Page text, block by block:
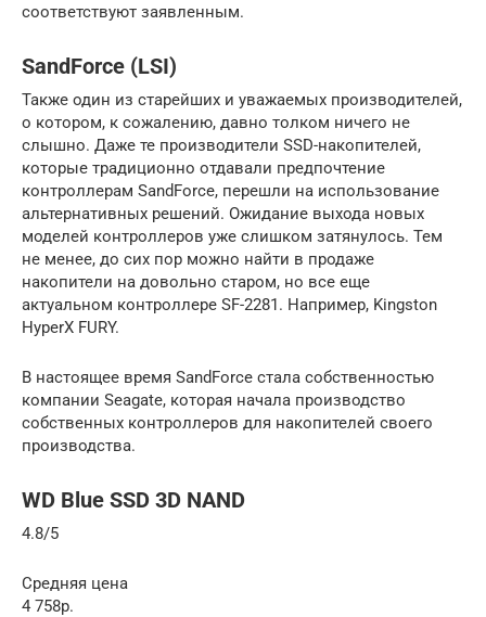
соответствуют заявленным.
SandForce (LSI)
Также один из старейших и уважаемых производителей,
о котором, к сожалению, давно толком ничего не
слышно. Даже те производители SSD-накопителей,
которые традиционно отдавали предпочтение
контроллерам SandForce, перешли на использование
альтернативных решений. Ожидание выхода новых
моделей контроллеров уже слишком затянулось. Тем
не менее, до сих пор можно найти в продаже
накопители на довольно старом, но все еще
актуальном контроллере SF-2281. Например, Kingston
HyperX FURY.
В настоящее время SandForce стала собственностью
компании Seagate, которая начала производство
собственных контроллеров для накопителей своего
производства.
WD Blue SSD 3D NAND
4.8/5
Средняя цена
4 758р.